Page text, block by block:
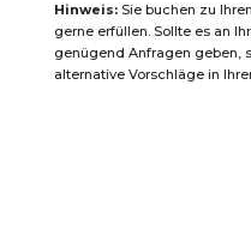
mit
Prüfung
Hinweis:Sie buchen zu
gerne erfüllen. Sollte es an
genügend Anfragen geben,
alternative Vorschläge in